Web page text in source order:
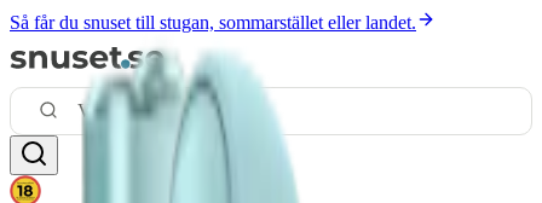
Så får du snuset till stugan, sommarstället eller landet.